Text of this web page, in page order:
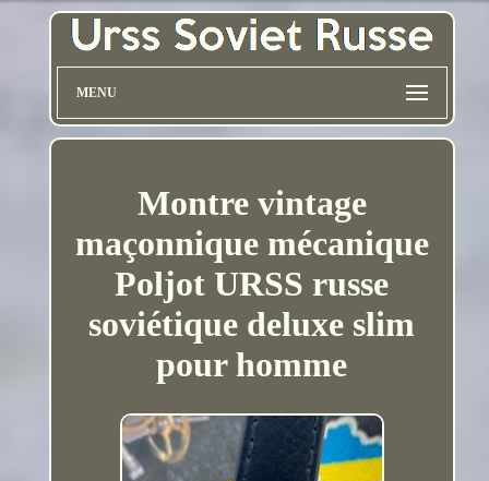
MENU
Montre vintage
maçonnique mécanique
Poljot URSS russe
soviétique deluxe slim
pour homme